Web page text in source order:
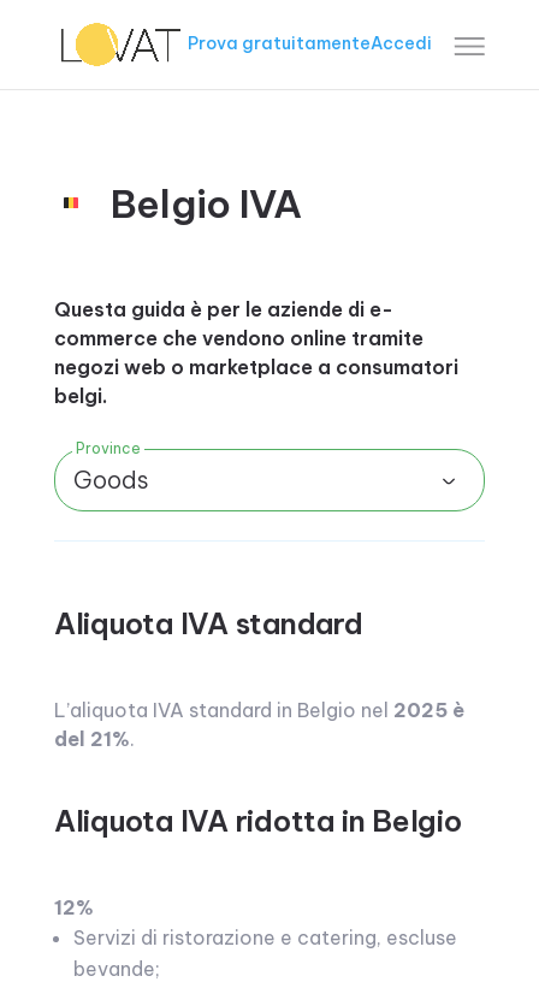
Prova gratuitamenteAccedi
Belgio IVA
Questa guida è per le aziende di e-
commerce che vendono online tramite
negozi web o marketplace a consumatori
belgi.
Province
Goods
Aliquota IVA standard
L’aliquota IVA standard in Belgio nel 2025 è
del 21%.
Aliquota IVA ridotta in Belgio
12%
Servizi di ristorazione e catering, escluse
bevande;